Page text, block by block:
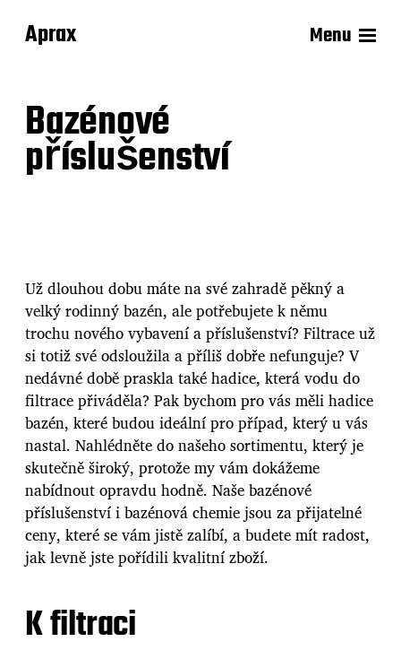
Aprax Menu
Bazénové
příslušenství
Už dlouhou dobu máte na své zahradě pěkný a
velký rodinný bazén, ale potřebujete k němu
trochu nového vybavení a příslušenství? Filtrace už
si totiž své odsloužila a příliš dobře nefunguje? V
nedávné době praskla také hadice, která vodu do
filtrace přiváděla? Pak bychom pro vás mělihadice
bazén, které budou ideální pro případ, který u vás
nastal. Nahlédněte do našeho sortimentu, který je
skutečně široký, protože my vám dokážeme
nabídnout opravdu hodně. Naše bazénové
příslušenství i bazénová chemie jsou za přijatelné
ceny, které se vám jistě zalíbí, a budete mít radost,
jak levně jste pořídili kvalitní zboží.
K filtraci